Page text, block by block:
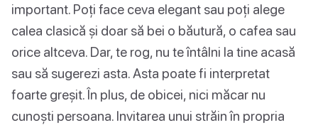
important. Poți face ceva elegant sau poți alege
calea clasică și doar să bei o băutură, o cafea sau
orice altceva. Dar, te rog, nu te întâlni la tine acasă
sau să sugerezi asta. Asta poate fi interpretat
foarte greșit. În plus, de obicei, nici măcar nu
cunoști persoana. Invitarea unui străin în propria